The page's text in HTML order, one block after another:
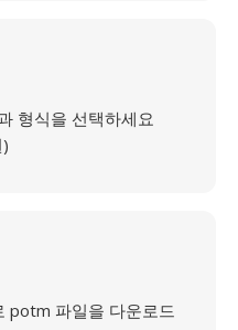
형식을 선택하세요
potm 파일을 다운로드